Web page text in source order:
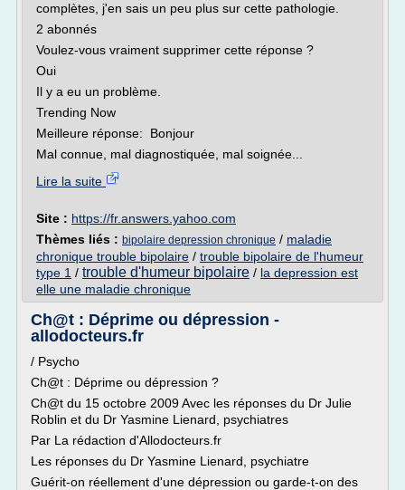
complètes, j'en sais un peu plus sur cette pathologie.
2 abonnés
Voulez-vous vraiment supprimer cette réponse ?
Oui
Il y a eu un problème.
Trending Now
Meilleure réponse: Bonjour
Mal connue, mal diagnostiquée, mal soignée...
Lire la suite
Site : https://fr.answers.yahoo.com
Thèmes liés : bipolaire depression chronique / maladie
chronique trouble bipolaire / trouble bipolaire de l'humeur
type 1 / trouble d'humeur bipolaire / la depression est
elle une maladie chronique
Ch@t : Déprime ou dépression -
allodocteurs.fr
/ Psycho
Ch@t : Déprime ou dépression ?
Ch@t du 15 octobre 2009 Avec les réponses du Dr Julie
Roblin et du Dr Yasmine Lienard, psychiatres
Par La rédaction d'Allodocteurs.fr
Les réponses du Dr Yasmine Lienard, psychiatre
Guérit-on réellement d'une dépression ou garde-t-on des